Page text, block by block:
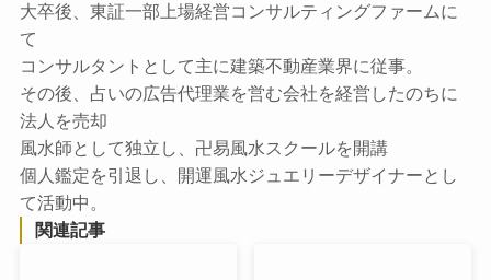
大卒後、東証一部上場経営コンサルティングファームに
て
コンサルタントとして主に建築不動産業界に従事。
その後、占いの広告代理業を営む会社を経営したのちに
法人を売却
風水師として独立し、卍易風水スクールを開講
個人鑑定を引退し、開運風水ジュエリーデザイナーとし
て活動中。
関連記事